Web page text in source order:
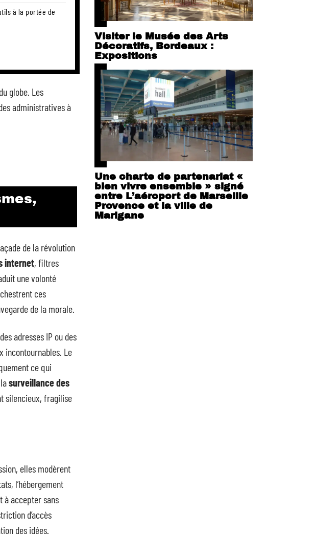
à la portée de
globe. Les
administratives à
de la révolution
internet, filtres
une volonté
ces
de la morale.
adresses IP ou des
incontournables. Le
ce qui
surveillance des
silencieux, fragilise
elles modèrent
l’hébergement
à accepter sans
d’accès
des idées.
Visiter le Musée des Arts
Décoratifs, Bordeaux :
Expositions
Une charte de partenariat «
bien vivre ensemble » signé
entre L’aéroport de Marseille
Provence et la ville de
Marigane